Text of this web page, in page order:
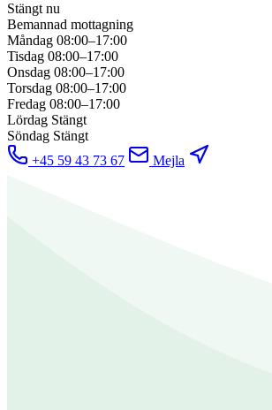
Stängt nu
Bemannad mottagning
Måndag 08:00–17:00
Tisdag 08:00–17:00
Onsdag 08:00–17:00
Torsdag 08:00–17:00
Fredag 08:00–17:00
Lördag Stängt
Söndag Stängt
+45 59 43 73 67
Mejla